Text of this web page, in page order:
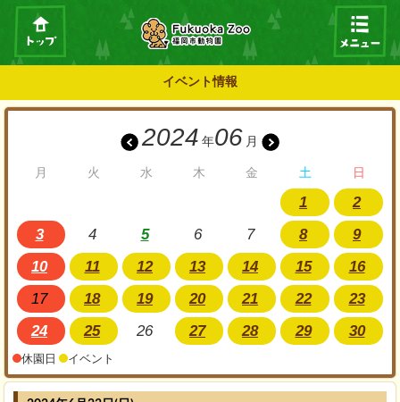
イベント情報
2024 年06 月
月 火 水 木 金 土 日
1
2
3
4 5 6 7 8
9
10
11 12 13 14 15
16
17
18 19 20 21 22
23
24
25 26 27 28 29 30
休園日 イベント